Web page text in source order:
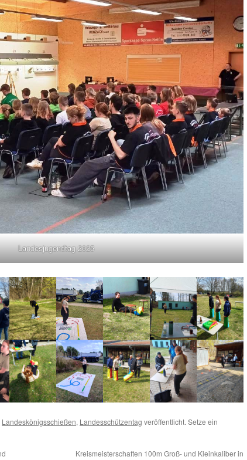
Landesjugendtag 2025
Landeskönigsschießen, Landesschützentag veröffentlicht. Setze ein
Kreismeisterschaften 100m Groß- und Kleinkaliber in